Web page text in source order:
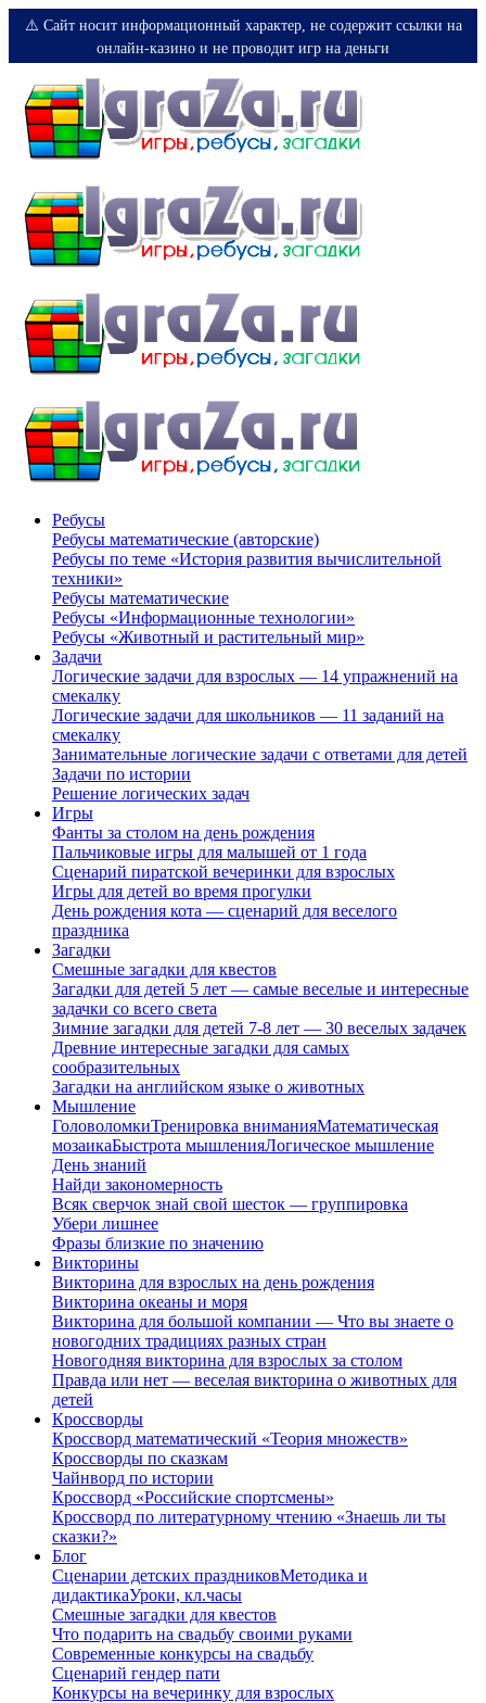
⚠️ Сайт носит информационный характер, не содержит ссылки на
онлайн-казино и не проводит игр на деньги
Ребусы
Ребусы математические (авторские)
Ребусы по теме «История развития вычислительной
техники»
Ребусы математические
Ребусы «Информационные технологии»
Ребусы «Животный и растительный мир»
Задачи
Логические задачи для взрослых — 14 упражнений на
смекалку
Логические задачи для школьников — 11 заданий на
смекалку
Занимательные логические задачи с ответами для детей
Задачи по истории
Решение логических задач
Игры
Фанты за столом на день рождения
Пальчиковые игры для малышей от 1 года
Сценарий пиратской вечеринки для взрослых
Игры для детей во время прогулки
День рождения кота — сценарий для веселого
праздника
Загадки
Смешные загадки для квестов
Загадки для детей 5 лет — самые веселые и интересные
задачки со всего света
Зимние загадки для детей 7-8 лет — 30 веселых задачек
Древние интересные загадки для самых
сообразительных
Загадки на английском языке о животных
Мышление
ГоловоломкиТренировка вниманияМатематическая
мозаикаБыстрота мышленияЛогическое мышление
День знаний
Найди закономерность
Всяк сверчок знай свой шесток — группировка
Убери лишнее
Фразы близкие по значению
Викторины
Викторина для взрослых на день рождения
Викторина океаны и моря
Викторина для большой компании — Что вы знаете о
новогодних традициях разных стран
Новогодняя викторина для взрослых за столом
Правда или нет — веселая викторина о животных для
детей
Кроссворды
Кроссворд математический «Теория множеств»
Кроссворды по сказкам
Чайнворд по истории
Кроссворд «Российские спортсмены»
Кроссворд по литературному чтению «Знаешь ли ты
сказки?»
Блог
Сценарии детских праздниковМетодика и
дидактикаУроки, кл.часы
Смешные загадки для квестов
Что подарить на свадьбу своими руками
Современные конкурсы на свадьбу
Сценарий гендер пати
Конкурсы на вечеринку для взрослых